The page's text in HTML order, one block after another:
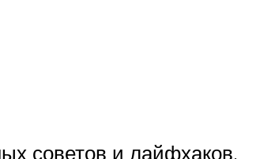
советов и лайфхаков.